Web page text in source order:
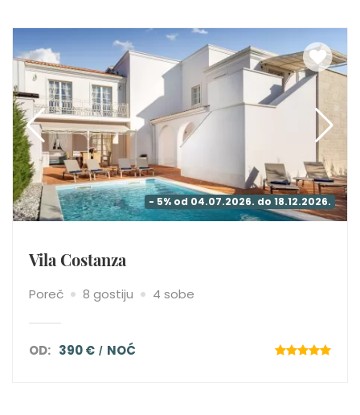
- 5% od 04.07.2026. do 18.12.2026.
Vila Costanza
Poreč 8 gostiju 4 sobe
OD: 390 € NOĆ